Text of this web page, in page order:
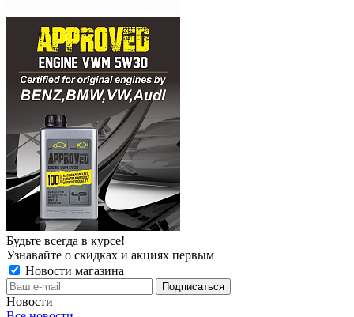
Будьте всегда в курсе!
Узнавайте о скидках и акциях первым
Новости магазина
Новости